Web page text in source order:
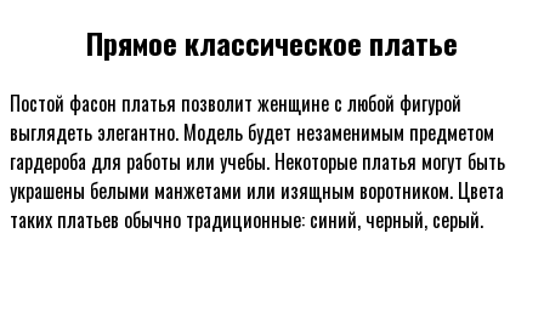
Прямое классическое платье
Постой фасон платья позволит женщине с любой фигурой
выглядеть элегантно. Модель будет незаменимым предметом
гардероба для работы или учебы. Некоторые платья могут быть
украшены белыми манжетами или изящным воротником. Цвета
таких платьев обычно традиционные: синий, черный, серый.